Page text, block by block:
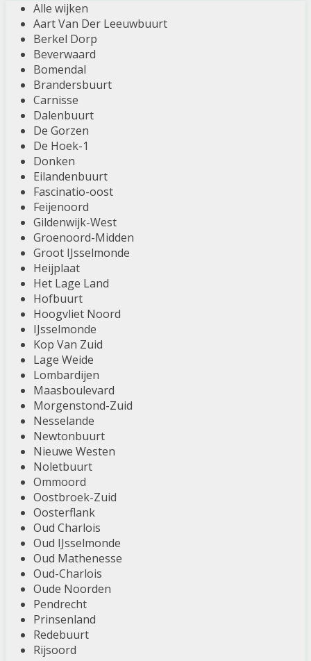
Alle wijken
Aart Van Der Leeuwbuurt
Berkel Dorp
Beverwaard
Bomendal
Brandersbuurt
Carnisse
Dalenbuurt
De Gorzen
De Hoek-1
Donken
Eilandenbuurt
Fascinatio-oost
Feijenoord
Gildenwijk-West
Groenoord-Midden
Groot IJsselmonde
Heijplaat
Het Lage Land
Hofbuurt
Hoogvliet Noord
IJsselmonde
Kop Van Zuid
Lage Weide
Lombardijen
Maasboulevard
Morgenstond-Zuid
Nesselande
Newtonbuurt
Nieuwe Westen
Noletbuurt
Ommoord
Oostbroek-Zuid
Oosterflank
Oud Charlois
Oud IJsselmonde
Oud Mathenesse
Oud-Charlois
Oude Noorden
Pendrecht
Prinsenland
Redebuurt
Rijsoord